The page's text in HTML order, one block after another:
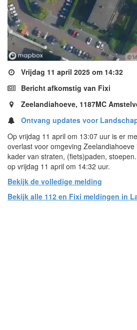
Vrijdag 11 april 2025 om 14:32
Bericht afkomstig van Fixi
Zeelandiahoeve, 1187MC
Ontvang updates voor
Op vrijdag 11 april om 13:07 uur is er
overlast voor omgeving
kader van straten, (fiets)paden,
op vrijdag 11 april om 14:32 uur.
Bekijk de volledige melding
Bekijk alle 112 en Fixi meldingen in